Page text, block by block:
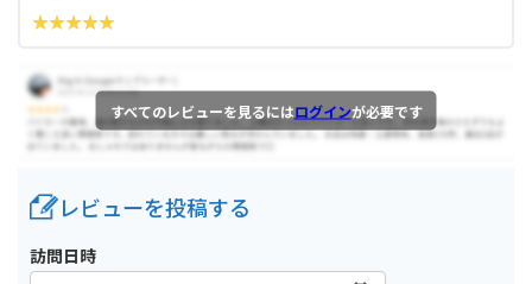
すべてのレビューを見るにはログインが必要です
レビューを投稿する
訪問日時